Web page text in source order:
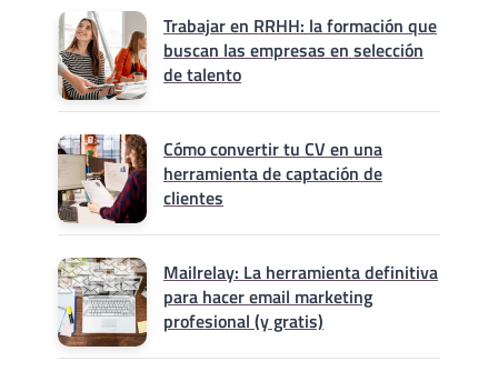
Trabajar en RRHH: la formación que
buscan las empresas en selección
de talento
Cómo convertir tu CV en una
herramienta de captación de
clientes
Mailrelay: La herramienta definitiva
para hacer email marketing
profesional (y gratis)